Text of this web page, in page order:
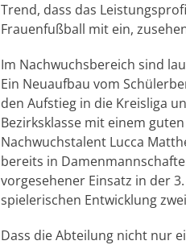
Trend, dass das
Frauenfußball mit ein,
Im Nachwuchsbereich sind
Ein Neuaufbau vom
den Aufstieg in die Kreisliga
Bezirksklasse mit einem
Nachwuchstalent Lucca
bereits in
vorgesehener Einsatz in der
spielerischen Entwicklung
Dass die Abteilung nicht nur